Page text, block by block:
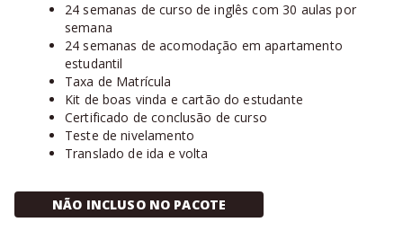
24 semanas de curso de inglês com 30 aulas por
semana
24 semanas de acomodação em apartamento
estudantil
Taxa de Matrícula
Kit de boas vinda e cartão do estudante
Certificado de conclusão de curso
Teste de nivelamento
Translado de ida e volta
NÃO INCLUSO NO PACOTE